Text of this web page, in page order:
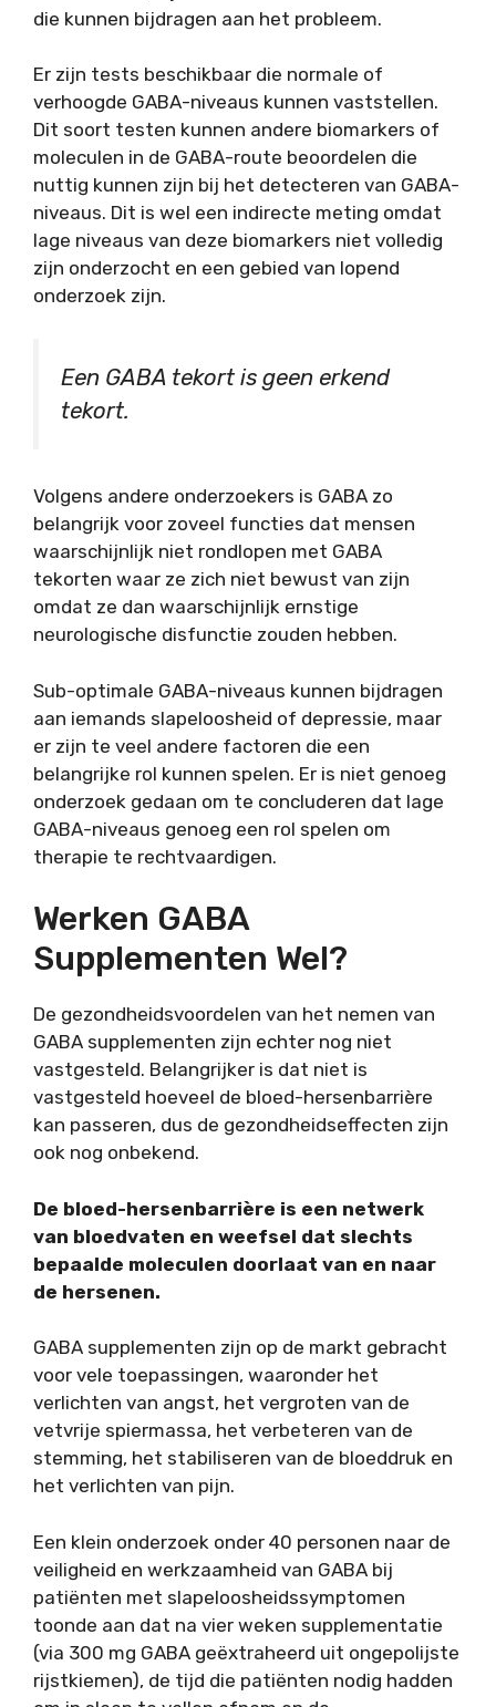
die kunnen bijdragen aan het probleem.
Er zijn tests beschikbaar die normale of
verhoogde GABA-niveaus kunnen vaststellen.
Dit soort testen kunnen andere biomarkers of
moleculen in de GABA-route beoordelen die
nuttig kunnen zijn bij het detecteren van GABA-
niveaus. Dit is wel een indirecte meting omdat
lage niveaus van deze biomarkers niet volledig
zijn onderzocht en een gebied van lopend
onderzoek zijn.
Een GABA tekort is geen erkend
tekort.
Volgens andere onderzoekers is GABA zo
belangrijk voor zoveel functies dat mensen
waarschijnlijk niet rondlopen met GABA
tekorten waar ze zich niet bewust van zijn
omdat ze dan waarschijnlijk ernstige
neurologische disfunctie zouden hebben.
Sub-optimale GABA-niveaus kunnen bijdragen
aan iemands slapeloosheid of depressie, maar
er zijn te veel andere factoren die een
belangrijke rol kunnen spelen. Er is niet genoeg
onderzoek gedaan om te concluderen dat lage
GABA-niveaus genoeg een rol spelen om
therapie te rechtvaardigen.
Werken GABA
Supplementen Wel?
De gezondheidsvoordelen van het nemen van
GABA supplementen zijn echter nog niet
vastgesteld. Belangrijker is dat niet is
vastgesteld hoeveel de bloed-hersenbarrière
kan passeren, dus de gezondheidseffecten zijn
ook nog onbekend.
De bloed-hersenbarrière is een netwerk
van bloedvaten en weefsel dat slechts
bepaalde moleculen doorlaat van en naar
de hersenen.
GABA supplementen zijn op de markt gebracht
voor vele toepassingen, waaronder het
verlichten van angst, het vergroten van de
vetvrije spiermassa, het verbeteren van de
stemming, het stabiliseren van de bloeddruk en
het verlichten van pijn.
Een klein onderzoek onder 40 personen naar de
veiligheid en werkzaamheid van GABA bij
patiënten met slapeloosheidssymptomen
toonde aan dat na vier weken supplementatie
(via 300 mg GABA geëxtraheerd uit ongepolijste
rijstkiemen), de tijd die patiënten nodig hadden